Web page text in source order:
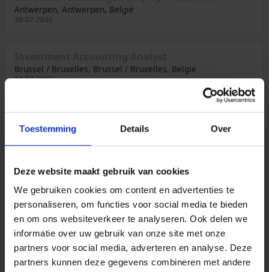
Toestemming Details Over
Deze website maakt gebruik van cookies
We gebruiken cookies om content en advertenties te
personaliseren, om functies voor social media te bieden
en om ons websiteverkeer te analyseren. Ook delen we
informatie over uw gebruik van onze site met onze
partners voor social media, adverteren en analyse. Deze
partners kunnen deze gegevens combineren met andere
Antwerpen, Antwerpen, België
30-07-2026
Brussel / Bruxelles, Brussel / Bruxelles, België
24-07-2026
Business Analyst Non Life
Brussel / Bruxelles, Brussel / Bruxelles, België
Model Expert Risicobeheer
Brussel / Bruxelles, Brussel / Bruxelles, België
Kwantitatief Analist ALM Senior
Brussel / Bruxelles, Brussel / Bruxelles, België
24-07-2026